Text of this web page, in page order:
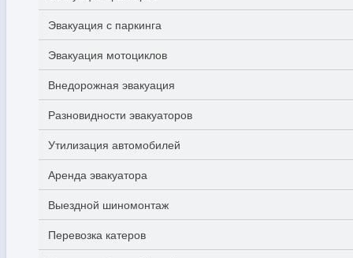
Эвакуация с паркинга
Эвакуация мотоциклов
Внедорожная эвакуация
Разновидности эвакуаторов
Утилизация автомобилей
Аренда эвакуатора
Выездной шиномонтаж
Перевозка катеров